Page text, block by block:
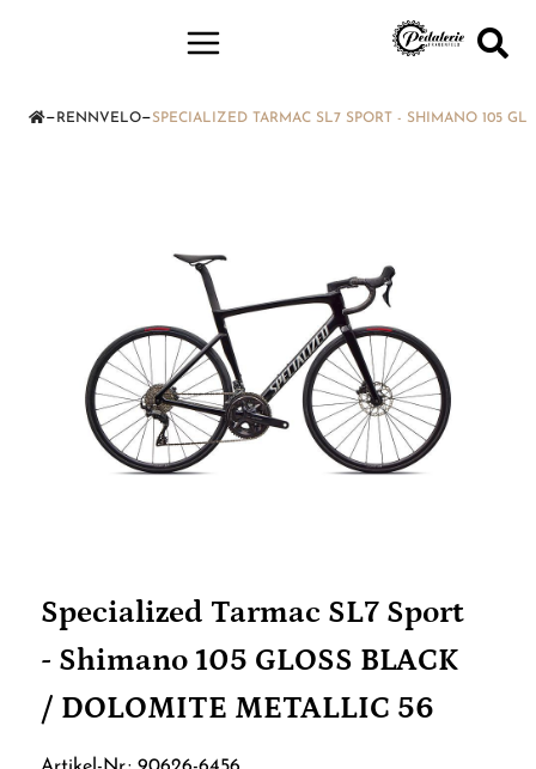
— RENNVELO—SPECIALIZED TARMAC SL7 SPORT - SHIMANO 105
Specialized Tarmac SL7 Sport
- Shimano 105 GLOSS BLACK
/ DOLOMITE METALLIC 56